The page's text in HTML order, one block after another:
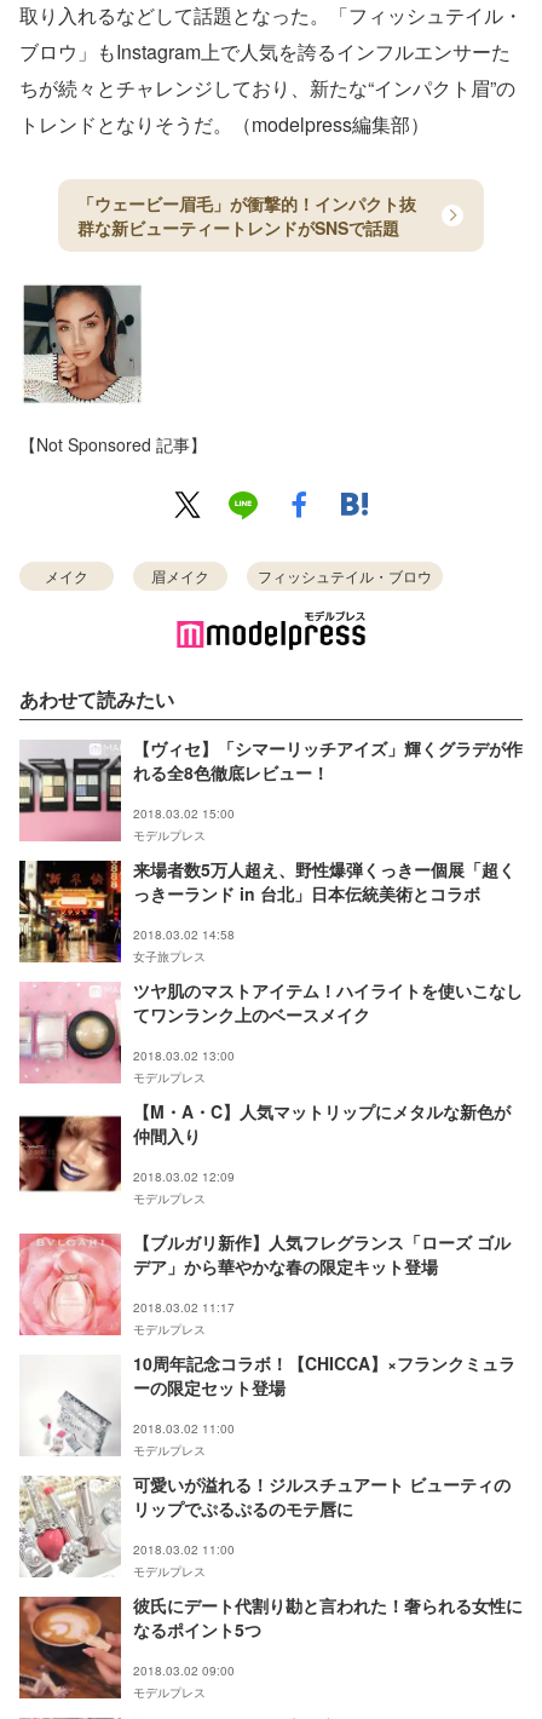
取り入れるなどして話題となった。「フィッシュテイル・
ブロウ」もInstagram上で人気を誇るインフルエンサーた
ちが続々とチャレンジしており、新たな“インパクト眉”の
トレンドとなりそうだ。（modelpress編集部）
「ウェービー眉毛」が衝撃的！インパクト抜
群な新ビューティートレンドがSNSで話題
【Not Sponsored 記事】
メイク 眉メイク フィッシュテイル・ブロウ
あわせて読みたい
【ヴィセ】「シマーリッチアイズ」輝くグラデが作
れる全8色徹底レビュー！
2018.03.02 15:00
モデルプレス
来場者数5万人超え、野性爆弾くっきー個展「超く
っきーランド in 台北」日本伝統美術とコラボ
2018.03.02 14:58
女子旅プレス
ツヤ肌のマストアイテム！ハイライトを使いこなし
てワンランク上のベースメイク
2018.03.02 13:00
モデルプレス
【M・A・C】人気マットリップにメタルな新色が
仲間入り
2018.03.02 12:09
モデルプレス
【ブルガリ新作】人気フレグランス「ローズ ゴル
デア」から華やかな春の限定キット登場
2018.03.02 11:17
モデルプレス
10周年記念コラボ！【CHICCA】×フランクミュラ
ーの限定セット登場
2018.03.02 11:00
モデルプレス
可愛いが溢れる！ジルスチュアート ビューティの
リップでぷるぷるのモテ唇に
2018.03.02 11:00
モデルプレス
彼氏にデート代割り勘と言われた！奢られる女性に
なるポイント5つ
2018.03.02 09:00
モデルプレス